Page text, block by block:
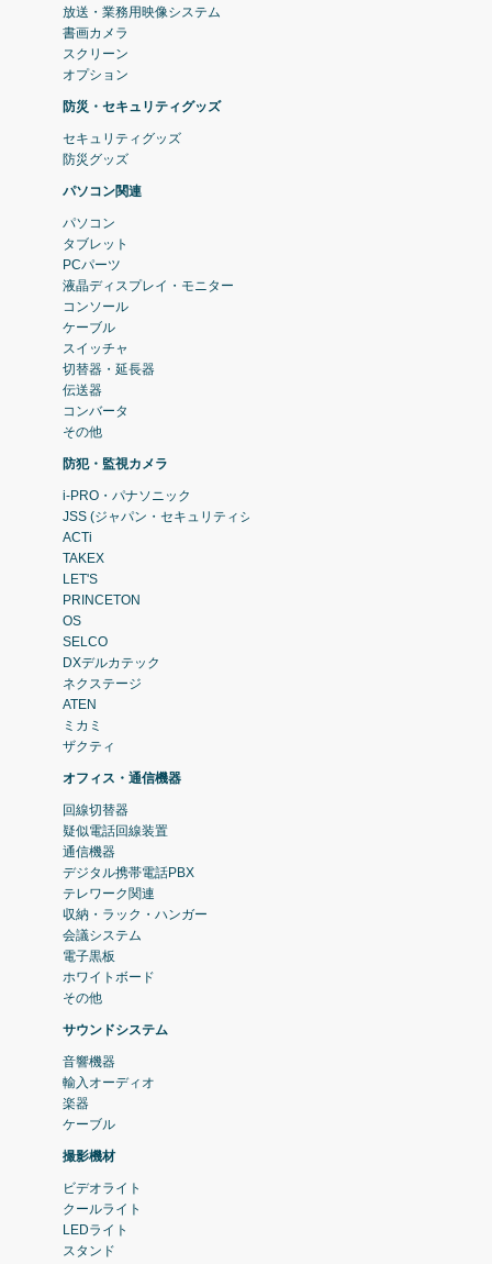
放送・業務用映像システム
書画カメラ
スクリーン
オプション
防災・セキュリティグッズ
セキュリティグッズ
防災グッズ
パソコン関連
パソコン
タブレット
PCパーツ
液晶ディスプレイ・モニター
コンソール
ケーブル
スイッチャ
切替器・延長器
伝送器
コンバータ
その他
防犯・監視カメラ
i-PRO・パナソニック
JSS (ジャパン・セキュリティシステム)
ACTi
TAKEX
LET'S
PRINCETON
OS
SELCO
DXデルカテック
ネクステージ
ATEN
ミカミ
ザクティ
オフィス・通信機器
回線切替器
疑似電話回線装置
通信機器
デジタル携帯電話PBX
テレワーク関連
収納・ラック・ハンガー
会議システム
電子黒板
ホワイトボード
その他
サウンドシステム
音響機器
輸入オーディオ
楽器
ケーブル
撮影機材
ビデオライト
クールライト
LEDライト
スタンド